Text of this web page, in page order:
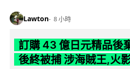
Lawton 8 小時
訂購 43 億日元精品後
後終被捕 涉海賊王,火